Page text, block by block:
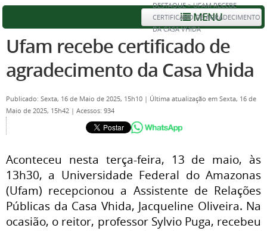
DESTAQUE >UFAM RECEBE
CERTIFICADO DE AGRADECIMENTO
DA CASA VHIDA
MENU
Ufam recebe certificado de
agradecimento da Casa Vhida
Publicado: Sexta, 16 de Maio de 2025, 15h10 | Última atualização em Sexta, 16 de
Maio de 2025, 15h42 | Acessos: 934
Aconteceu nesta terça-feira, 13 de maio, às
13h30, a Universidade Federal do Amazonas
(Ufam) recepcionou a Assistente de Relações
Públicas da Casa Vhida, Jacqueline Oliveira. Na
ocasião, o reitor, professor Sylvio Puga, recebeu